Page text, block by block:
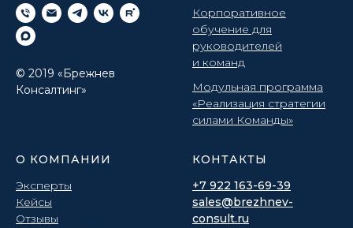
© 2019 «Брежнев
Консалтинг»
Корпоративное
обучение для
руководителей
и команд
Модульная программа
«Реализация стратегии
силами Команды»
О КОМПАНИИ
Эксперты
Кейсы
Отзывы
КОНТАКТЫ
+7 922 163-69-39
sales@brezhnev-
consult.ru